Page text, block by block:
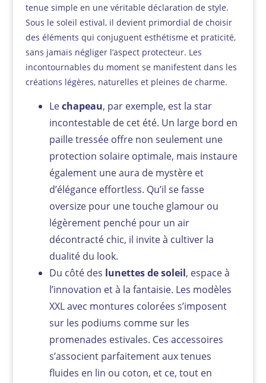
tenue simple en une véritable déclaration de style.
Sous le soleil estival, il devient primordial de choisir
des éléments qui conjuguent esthétisme et praticité,
sans jamais négliger l’aspect protecteur. Les
incontournables du moment se manifestent dans les
créations légères, naturelles et pleines de charme.
Lechapeau, par exemple, est la star
incontestable de cet été. Un large bord en
paille tressée offre non seulement une
protection solaire optimale, mais instaure
également une aura de mystère et
d’élégance effortless. Qu’il se fasse
oversize pour une touche glamour ou
légèrement penché pour un air
décontracté chic, il invite à cultiver la
dualité du look.
Du côté des lunettes de soleil, espace à
l’innovation et à la fantaisie. Les modèles
XXL avec montures colorées s’imposent
sur les podiums comme sur les
promenades estivales. Ces accessoires
s’associent parfaitement aux tenues
fluides en lin ou coton, et ce, tout en